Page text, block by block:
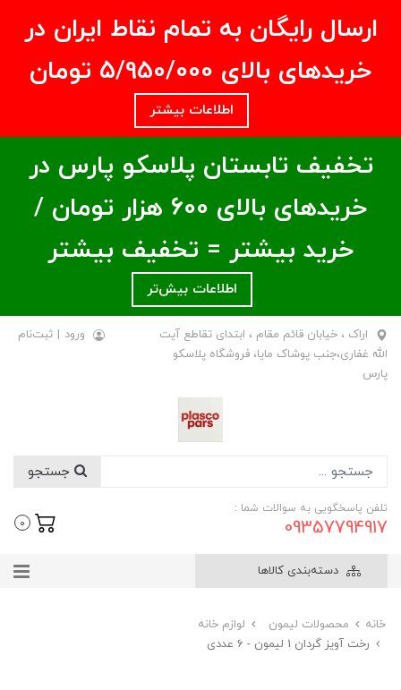
ارسال رایگان به تمام نقاط ایران در
خریدهای بالای ۵/950/000 تومان
اطلاعات بیشتر
تخفیف تابستان پلاسکو پارس در
خریدهای بالای ۶00 هزار تومان /
خرید بیشتر = تخفیف بیشتر
اطلاعات بیش‌تر
اراک ، خیابان قائم مقام ، ابتدای تقاطع آیت
الله غفاری،جنب پوشاک مایا، فروشگاه پلاسکو
پارس
ورود | ثبت‌نام
تلفن پاسخگویی به سوالات شما :
09357794917
0
دسته‌بندی کالاها
خانه محصولات لیمون
لوازم خانه
رخت آویز گردان 1 لیمون - 6 عددی